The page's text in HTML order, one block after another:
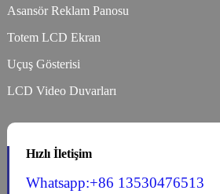
Asansör Reklam Panosu
Totem LCD Ekran
Uçuş Gösterisi
LCD Video Duvarları
Hızlı İletişim
Whatsapp:+86 13530476513